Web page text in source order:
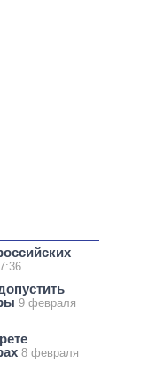
9 февраля
8 февраля